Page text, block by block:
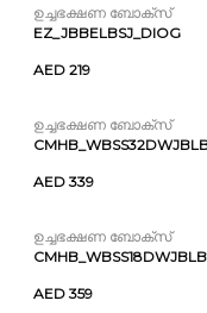
ഉച്ചഭക്ഷണ ബോക്സ്
EZ_JBBELBSJ_DIOG
AED 219
ഉച്ചഭക്ഷണ ബോക്സ്
AED 339
ഉച്ചഭക്ഷണ ബോക്സ്
AED 359